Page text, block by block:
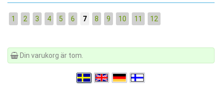
1 2 3 4 5 6 7 8 9 10 11 12
Din varukorg är tom.